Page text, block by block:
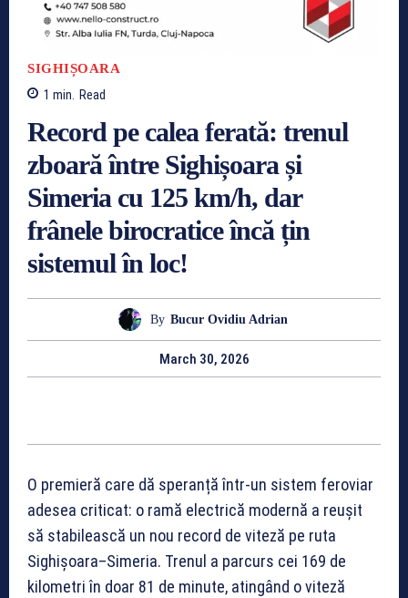
SIGHIȘOARA
1 min. Read
Record pe calea ferată: trenul
zboară între Sighișoara și
Simeria cu 125 km/h, dar
frânele birocratice încă țin
sistemul în loc!
By Bucur Ovidiu Adrian
March 30, 2026
O premieră care dă speranță într-un sistem feroviar
adesea criticat: o ramă electrică modernă a reușit
să stabilească un nou record de viteză pe ruta
Sighișoara–Simeria. Trenul a parcurs cei 169 de
kilometri în doar 81 de minute, atingând o viteză